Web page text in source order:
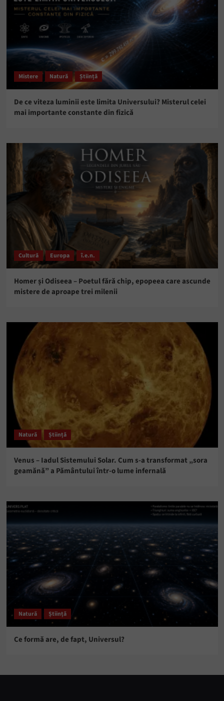
Mistere Natură Știință
De ce viteza luminii este limita Universului? Misterul celei
mai importante constante din fizică
Cultură Europa î.e.n.
Homer și Odiseea – Poetul fără chip, epopeea care ascunde
mistere de aproape trei milenii
Natură Știință
Venus – Iadul Sistemului Solar. Cum s-a transformat „sora
geamănă” a Pământului într-o lume infernală
Natură Știință
Ce formă are, de fapt, Universul?